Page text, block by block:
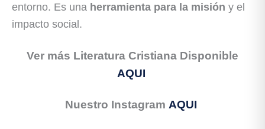
entorno. Es una herramienta para la misión y el
impacto social.
Ver más Literatura Cristiana Disponible
AQUI
Nuestro Instagram AQUI